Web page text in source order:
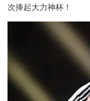
次捧起大力神杯！